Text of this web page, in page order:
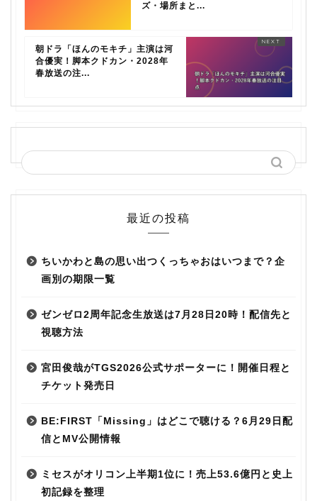
ズ・場所まと...
朝ドラ「ほんのモキチ」主演は河
合優実！脚本クドカン・2028年
春放送の注...
最近の投稿
ちいかわと島の思い出つくっちゃおはいつまで？企
画別の期限一覧
ゼンゼロ2周年記念生放送は7月28日20時！配信先と
視聴方法
宮田俊哉がTGS2026公式サポーターに！開催日程と
チケット発売日
BE:FIRST「Missing」はどこで聴ける？6月29日配
信とMV公開情報
ミセスがオリコン上半期1位に！売上53.6億円と史上
初記録を整理